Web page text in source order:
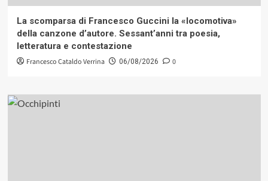
La scomparsa di Francesco Guccini la «locomotiva»
della canzone d’autore. Sessant’anni tra poesia,
letteratura e contestazione
Francesco Cataldo Verrina 06/08/2026 0